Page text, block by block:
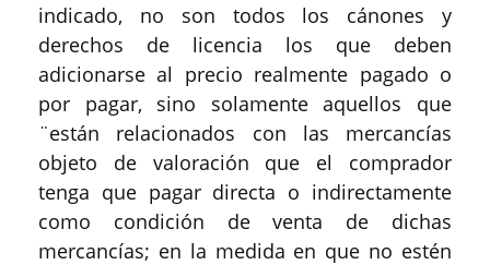
indicado, no son todos los cánones y
derechos de licencia los que deben
adicionarse al precio realmente pagado o
por pagar, sino solamente aquellos que
¨están relacionados con las mercancías
objeto de valoración que el comprador
tenga que pagar directa o indirectamente
como condición de venta de dichas
mercancías; en la medida en que no estén